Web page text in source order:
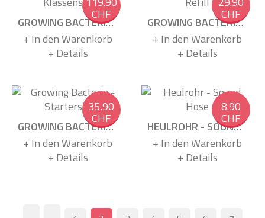
CHF
GROWING BACTERIA - KLASSENSET
+ In den Warenkorb
+ Details
CHF
GROWING BACTERIA - REFILL
+ In den Warenkorb
+ Details
35.90
CHF
GROWING BACTERIA - STARTERSET
+ In den Warenkorb
+ Details
8.90
CHF
HEULROHR - SOUND HOSE
+ In den Warenkorb
+ Details